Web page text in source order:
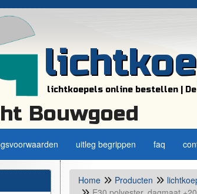
lichtkoepels online bestellen |
Bouwgoed
uitleg begrippen faq
Home Producten